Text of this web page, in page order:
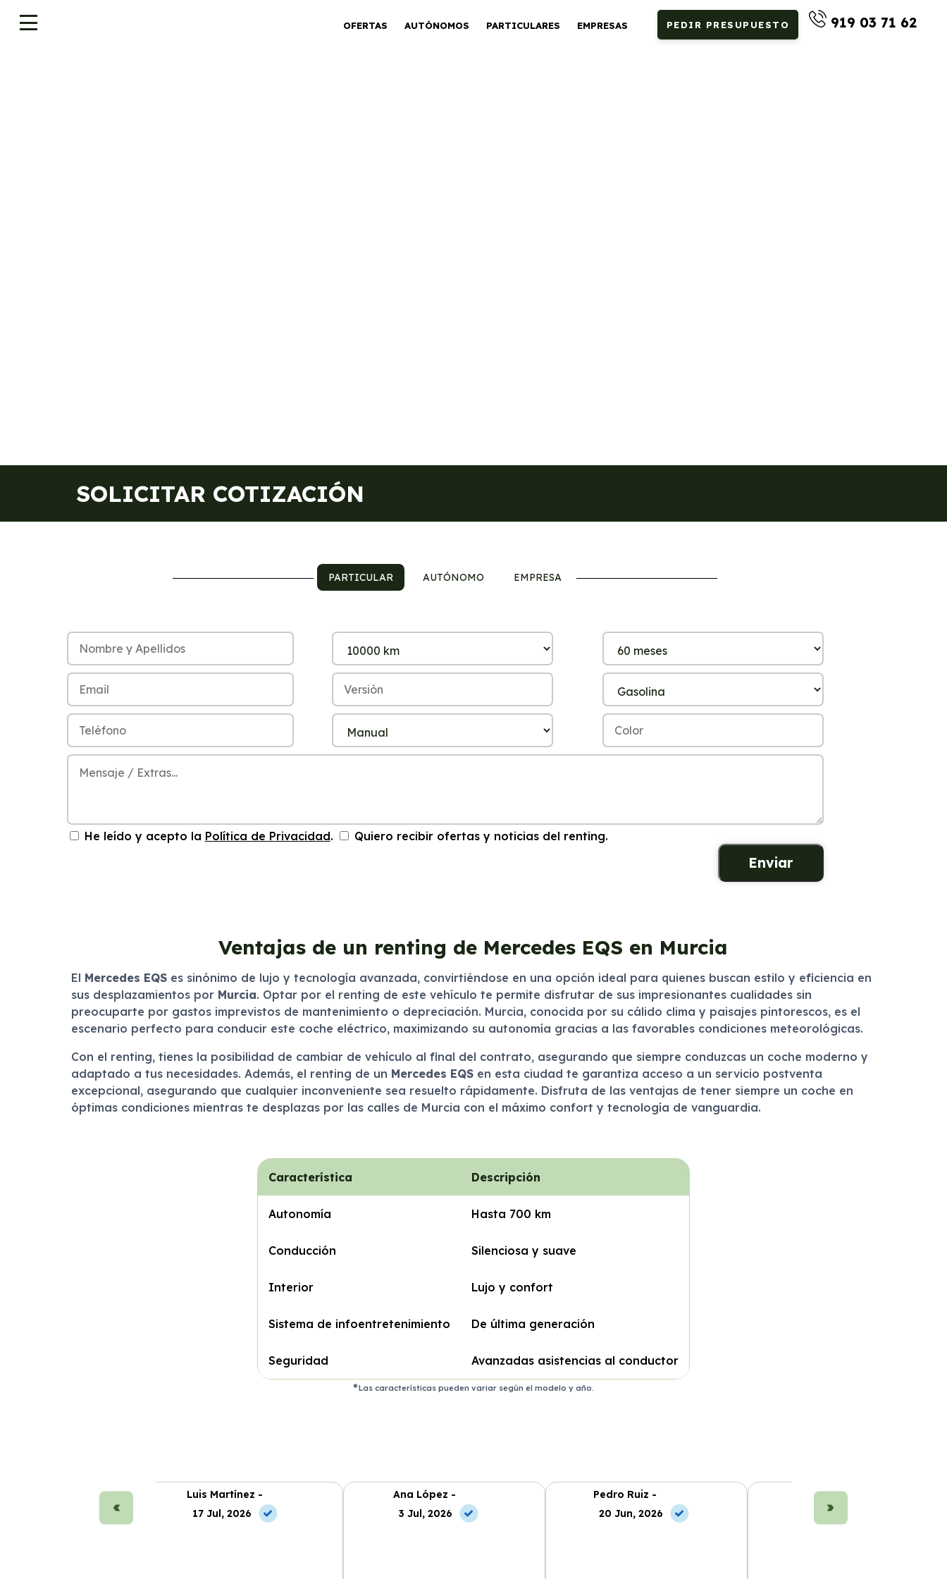
OFERTAS AUTÓNOMOS PARTICULARES EMPRESAS PEDIR PRESUPUESTO 919 03 71 62
SOLICITAR COTIZACIÓN
PARTICULAR AUTÓNOMO EMPRESA
He leído y acepto la Política de Privacidad. Quiero recibir ofertas y noticias del renting.
Ventajas de un renting de Mercedes EQS en Murcia
El Mercedes EQSes sinónimo de lujo y tecnología avanzada, convirtiéndose en una opción ideal para quienes buscan estilo y eficiencia en
sus desplazamientos por Murcia. Optar por el renting de este vehículo te permite disfrutar de sus impresionantes cualidades sin
preocuparte por gastos imprevistos de mantenimiento o depreciación. Murcia, conocida por su cálido clima y paisajes pintorescos, es el
escenario perfecto para conducir este coche eléctrico, maximizando su autonomía gracias a las favorables condiciones meteorológicas.
Con el renting, tienes la posibilidad de cambiar de vehículo al final del contrato, asegurando que siempre conduzcas un coche moderno y
adaptado a tus necesidades. Además, el renting de un Mercedes EQSen esta ciudad te garantiza acceso a un servicio postventa
excepcional, asegurando que cualquier inconveniente sea resuelto rápidamente. Disfruta de las ventajas de tener siempre un coche en
óptimas condiciones mientras te desplazas por las calles de Murcia con el máximo confort y tecnología de vanguardia.
Característica Descripción
Autonomía Hasta 700 km
Conducción Silenciosa y suave
Interior Lujo y confort
Sistema de infoentretenimiento De última generación
Seguridad Avanzadas asistencias al conductor
Las características pueden variar según el modelo y año.
Luis Martínez -
17 Jul, 2026
Ana López -
3 Jul, 2026
Pedro Ruiz -
20 Jun, 2026
Marta Fernández -
10 Jul, 2026